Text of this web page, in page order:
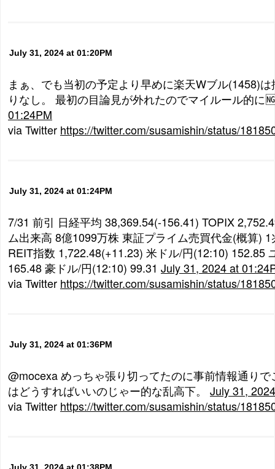
July 31, 2024 at 01:20PM
まぁ、でも当初の予定より早めに楽天Wブル(1458)
りなし。 最初の目論見が外れたのでマイルール的に
01:24PM
via Twitter https://twitter.com/susamishin/status/
July 31, 2024 at 01:24PM
7/31 前引 日経平均 38,369.54(-156.41) TOPIX
ム出来高 8億1099万株 東証プライム売買代金(概算)
REIT指数 1,722.48(+11.23) 米ドル/円(12:10) 152.85
165.48 豪ドル/円(12:10) 99.31 July 31, 2024 at
via Twitter https://twitter.com/susamishin/status/
July 31, 2024 at 01:36PM
@mocexa めっちゃ張り切ってたのに事前情報通り
はどうすればいいのじゃー的な乱高下。 July 31,
via Twitter https://twitter.com/susamishin/status/